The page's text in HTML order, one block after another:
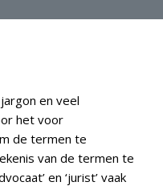
en veel
het voor
de termen te
van de termen te
en ‘jurist’ vaak